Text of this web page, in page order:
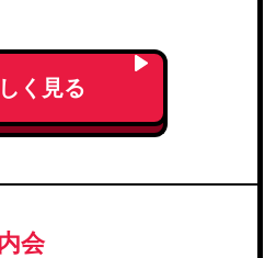
日は、毎週土曜日の8時か
と11月。上部団体主催大会
く見る
会